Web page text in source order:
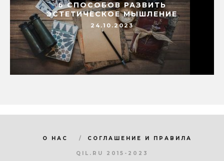
6 СПОСОБОВ РАЗВИТЬ
ЭСТЕТИЧЕСКОЕ МЫШЛЕНИЕ
24.10.2023
О НАС СОГЛАШЕНИЕ И ПРАВИЛА
QIL.RU 2015-2023